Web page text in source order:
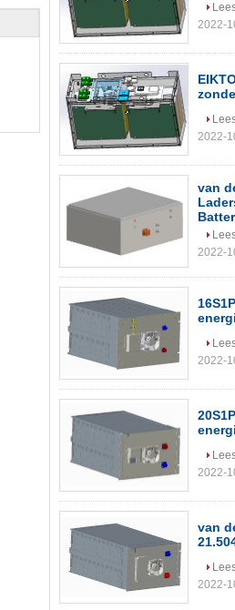
2022-
2022-
van
2022-
2022-
2022-
van
2022-